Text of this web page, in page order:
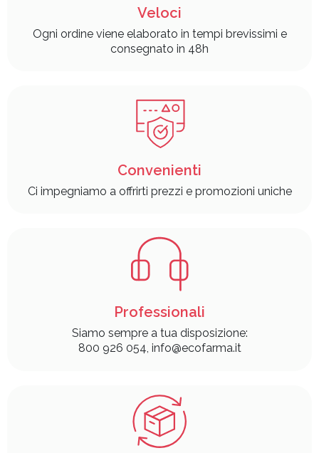
Veloci
Ogni ordine viene elaborato in tempi brevissimi e
consegnato in 48h
Convenienti
Ci impegniamo a offrirti prezzi e promozioni uniche
Professionali
Siamo sempre a tua disposizione:
800 926 054, info@ecofarma.it